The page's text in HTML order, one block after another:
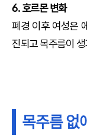
6. 호르몬 변화
폐경 이후 여성은
진되고 목주름이
목주름 없